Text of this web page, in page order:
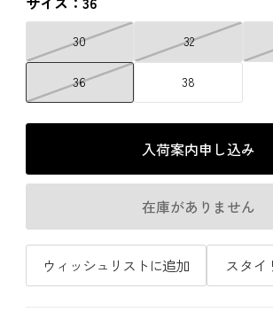
30 32
36 38
入荷案内申し込み
在庫がありません
ウィッシュリストに追加 スタイ